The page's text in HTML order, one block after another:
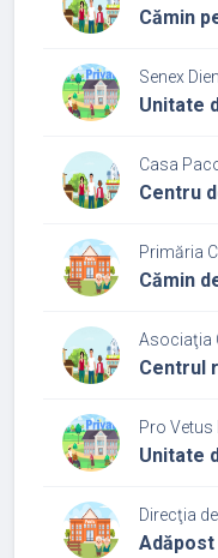
Cămin
Senex
Unitate
Casa Paco
Centru
Primăria
Cămin
Asociaţia
Centrul
Pro Vetus
Unitate
Direcţia